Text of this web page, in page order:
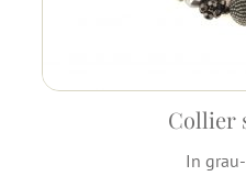
Collier
In